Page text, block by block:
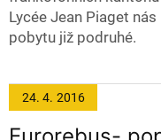
Lycée Jean Piaget
pobytu již podruhé.
24. 4. 2016